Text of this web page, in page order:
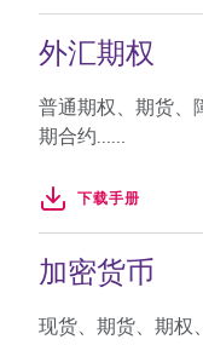
外汇期权
普通期权、期货、
期合约……
下载手册
加密货币
现货、期货、期权